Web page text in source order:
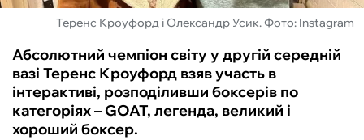
Теренс Кроуфорд і Олександр Усик. Фото: Instagram
Абсолютний чемпіон світу у другій середній
вазі Теренс Кроуфорд взяв участь в
інтерактиві, розподіливши боксерів по
категоріях – GOAT, легенда, великий і
хороший боксер.